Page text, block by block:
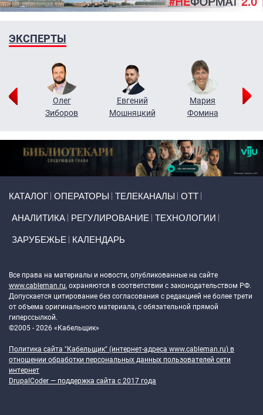
ЭКСПЕРТЫ
Олег
Зиборов
Евгений
Мошняцкий
Мария
Фомина
КАТАЛОГ ОПЕРАТОРЫ ТЕЛЕКАНАЛЫ ОТТ
АНАЛИТИКА РЕГУЛИРОВАНИЕ ТЕХНОЛОГИИ
ЗАРУБЕЖЬЕ КАЛЕНДАРЬ
Все права на материалы и новости, опубликованные на сайте
www.cableman.ru, охраняются в соответствии с законодательством РФ.
Допускается цитирование без согласования с редакцией не более трети
от объема оригинального материала, с обязательной прямой
гиперссылкой.
©2005 - 2026 «Кабельщик»
Политика сайта "Кабельщик" (интернет-адреса www.cableman.ru) в
отношении обработки персональных данных пользователей сети
интернет
DrupalCoder — поддержка сайта c 2017 года